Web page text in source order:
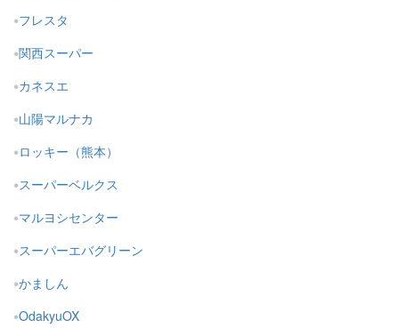
フレスタ
関西スーパー
カネスエ
山陽マルナカ
ロッキー（熊本）
スーパーベルクス
マルヨシセンター
スーパーエバグリーン
かましん
OdakyuOX